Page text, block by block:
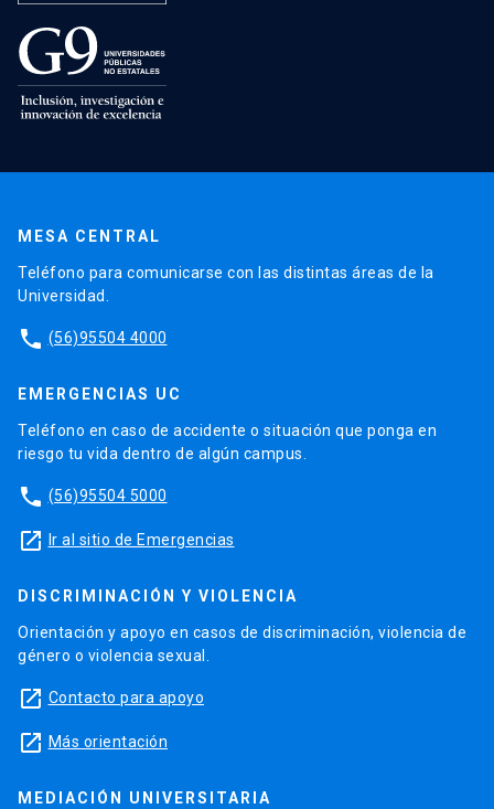
MESA CENTRAL
Teléfono para comunicarse con las distintas áreas de la
Universidad.
phone (56)95504 4000
EMERGENCIAS UC
Teléfono en caso de accidente o situación que ponga en
riesgo tu vida dentro de algún campus.
phone (56)95504 5000
launch Ir al sitio de Emergencias
DISCRIMINACIÓN Y VIOLENCIA
Orientación y apoyo en casos de discriminación, violencia de
género o violencia sexual.
launch Contacto para apoyo
launch Más orientación
MEDIACIÓN UNIVERSITARIA